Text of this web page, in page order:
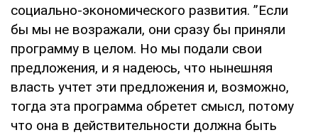
социально-экономического развития. ”Если
бы мы не возражали, они сразу бы приняли
программу в целом. Но мы подали свои
предложения, и я надеюсь, что нынешняя
власть учтет эти предложения и, возможно,
тогда эта программа обретет смысл, потому
что она в действительности должна быть